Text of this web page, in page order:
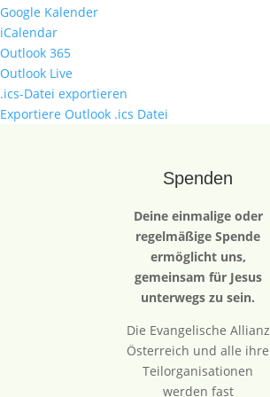
Google Kalender
iCalendar
Outlook 365
Outlook Live
.ics-Datei exportieren
Exportiere Outlook .ics Datei
Spenden
Deine einmalige oder
regelmäßige Spende
ermöglicht uns,
gemeinsam für Jesus
unterwegs zu sein.
Die Evangelische Allianz
Österreich und alle ihre
Teilorganisationen
werden fast